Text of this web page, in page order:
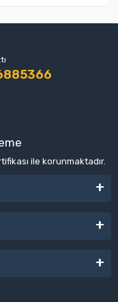
ile korunmaktadır.